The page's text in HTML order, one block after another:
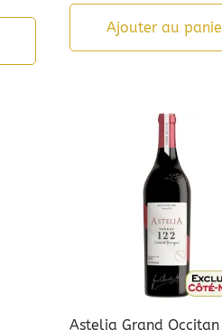
Ajouter au
Astelia Grand Occitan